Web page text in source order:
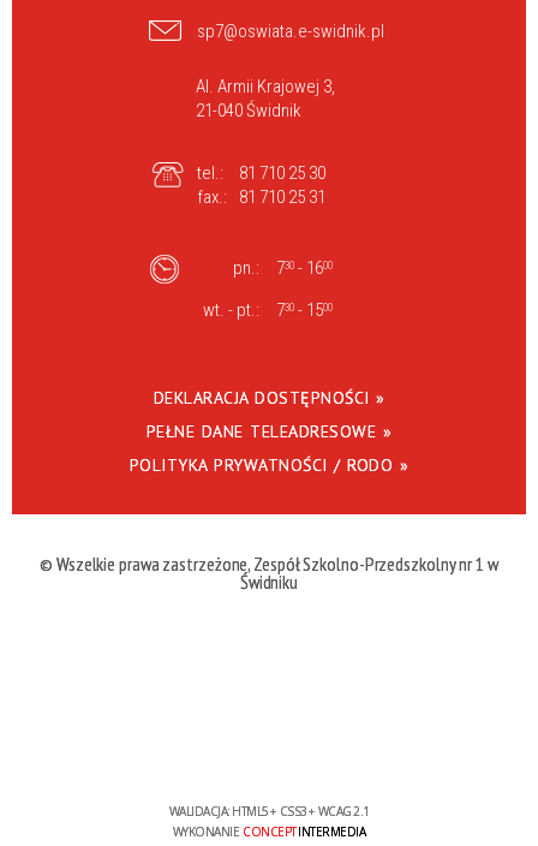
sp7@oswiata.e-swidnik.pl
Al. Armii Krajowej 3,
21-040 Świdnik
tel.:
81 710 25 30
fax.:
81 710 25 31
pn.: 730 - 1600
wt. - pt.: 730 - 1500
DEKLARACJA DOSTĘPNOŚCI »
PEŁNE DANE TELEADRESOWE »
POLITYKA PRYWATNOŚCI / RODO »
© Wszelkie prawa zastrzeżone, Zespół Szkolno-Przedszkolny nr 1 w
Świdniku
WALIDACJA: HTML5+ CSS3+ WCAG 2.1
WYKONANIE CONCEPTINTERMEDIA